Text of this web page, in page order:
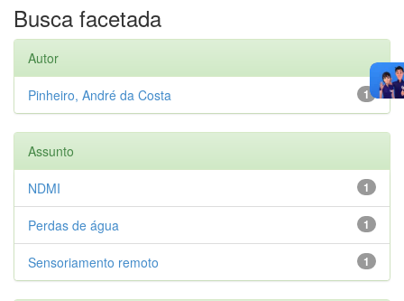
Busca facetada
Autor
1
Pinheiro, André da Costa
Assunto
1
NDMI
1
Perdas de água
1
Sensoriamento remoto